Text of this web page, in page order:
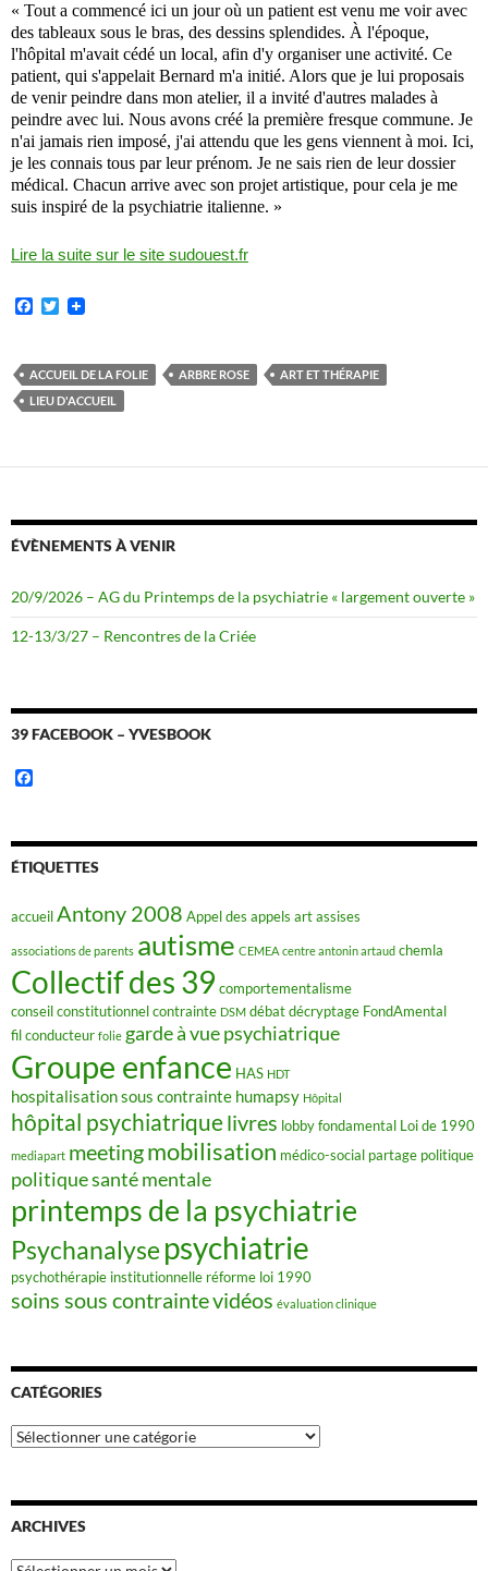
« Tout a commencé ici un jour où un patient est venu me voir avec
des tableaux sous le bras, des dessins splendides. À l'époque,
l'hôpital m'avait cédé un local, afin d'y organiser une activité. Ce
patient, qui s'appelait Bernard m'a initié. Alors que je lui proposais
de venir peindre dans mon atelier, il a invité d'autres malades à
peindre avec lui. Nous avons créé la première fresque commune. Je
n'ai jamais rien imposé, j'ai attendu que les gens viennent à moi. Ici,
je les connais tous par leur prénom. Je ne sais rien de leur dossier
médical. Chacun arrive avec son projet artistique, pour cela je me
suis inspiré de la psychiatrie italienne. »
Lire la suite sur le site sudouest.fr
F
b
o
o
T
t
e
r
ACCUEIL DE LA FOLIE ARBRE ROSE
ART ET THÉRAPIE
LIEU D'ACCUEIL
ÉVÈNEMENTS À VENIR
20/9/2026 – AG du Printemps de la psychiatrie « largement ouverte »
12-13/3/27 – Rencontres de la Criée
39 FACEBOOK – YVESBOOK
b
o
o
ÉTIQUETTES
accueilAntony 2008 Appel des appels artassises
associations de parents autisme CEMEA centre antonin artaud chemla
Collectif des 39 comportementalisme
conseil constitutionnelcontrainte DSM débatdécryptage FondAmental
fil conducteur folie garde à vue psychiatrique
Groupe enfance HAS HDT
hospitalisation sous contrainte humapsy Hôpital
hôpital psychiatriquelivres lobby fondamental Loi de 1990
mediapart meetingmobilisation médico-social partage politique
politique santé mentale
printemps de la psychiatrie
Psychanalyse psychiatrie
psychothérapie institutionnelle réforme loi 1990
soins sous contraintevidéos évaluation clinique
CATÉGORIES
Catégories
ARCHIVES
Archives